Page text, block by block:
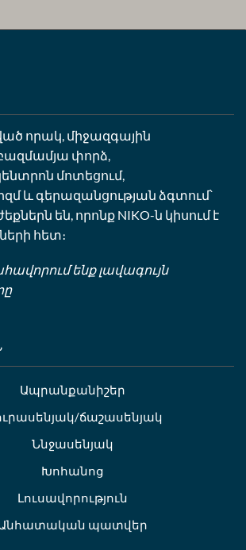
որակ, միջազգային
փորձ,
մոտեցում,
և գերազանցության ձգտում՝
են, որոնք NIKO-ն կիսում է
հետ։
ենք լավագույն
Ապրանքանիշեր
ճաշասենյակ
Ննջասենյակ
Խոհանոց
Լուսավորություն
պատվեր